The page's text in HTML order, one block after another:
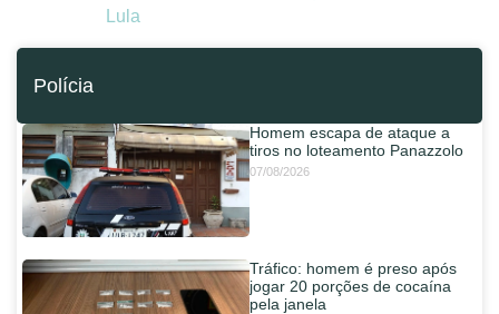
Lula
Polícia
Homem escapa de ataque a
tiros no loteamento Panazzolo
07/08/2026
Tráfico: homem é preso após
jogar 20 porções de cocaína
pela janela